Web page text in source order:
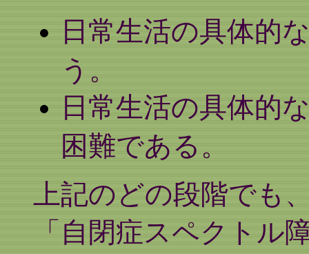
日常生活の具体的
う。
日常生活の具体的
困難である。
上記のどの段階でも
「自閉症スペクトル